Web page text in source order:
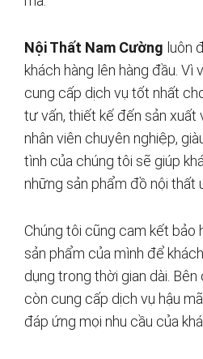
Nội Thất Nam Cường luôn
khách hàng lên hàng đầu. Vì
cung cấp dịch vụ tốt nhất
tư vấn, thiết kế đến sản xuất
nhân viên chuyên nghiệp,
tình của chúng tôi sẽ giúp
những sản phẩm đồ nội thất
Chúng tôi cũng cam kết bảo
sản phẩm của mình để
dụng trong thời gian dài.
còn cung cấp dịch vụ hậu
đáp ứng mọi nhu cầu của